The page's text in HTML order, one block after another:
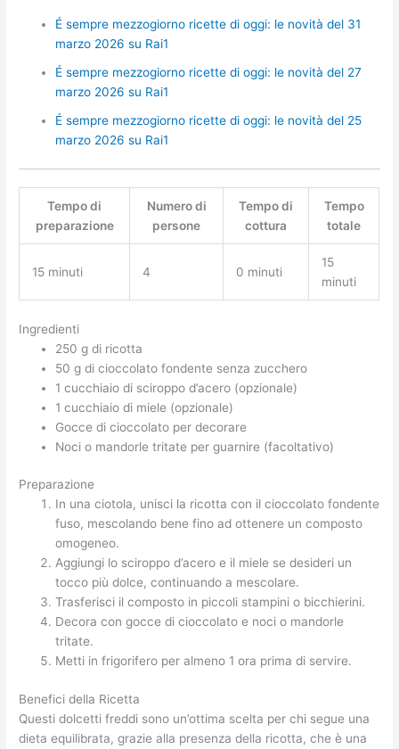
É sempre mezzogiorno ricette di oggi: le novità del 31
marzo 2026 su Rai1
É sempre mezzogiorno ricette di oggi: le novità del 27
marzo 2026 su Rai1
É sempre mezzogiorno ricette di oggi: le novità del 25
marzo 2026 su Rai1
Tempo di
preparazione
Numero di
persone
Tempo di
cottura
Tempo
totale
15 minuti 4 0 minuti
15
minuti
Ingredienti
250 g di ricotta
50 g di cioccolato fondente senza zucchero
1 cucchiaio di sciroppo d’acero (opzionale)
1 cucchiaio di miele (opzionale)
Gocce di cioccolato per decorare
Noci o mandorle tritate per guarnire (facoltativo)
Preparazione
In una ciotola, unisci la ricotta con il cioccolato fondente
fuso, mescolando bene fino ad ottenere un composto
omogeneo.
Aggiungi lo sciroppo d’acero e il miele se desideri un
tocco più dolce, continuando a mescolare.
Trasferisci il composto in piccoli stampini o bicchierini.
Decora con gocce di cioccolato e noci o mandorle
tritate.
Metti in frigorifero per almeno 1 ora prima di servire.
Benefici della Ricetta
Questi dolcetti freddi sono un’ottima scelta per chi segue una
dieta equilibrata, grazie alla presenza della ricotta, che è una